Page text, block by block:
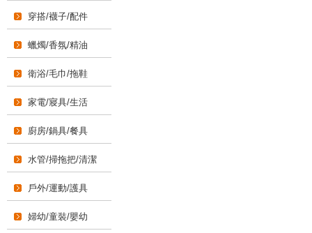
穿搭/襪子/配件
蠟燭/香氛/精油
衛浴/毛巾/拖鞋
家電/寢具/生活
廚房/鍋具/餐具
水管/掃拖把/清潔
戶外/運動/護具
婦幼/童裝/嬰幼